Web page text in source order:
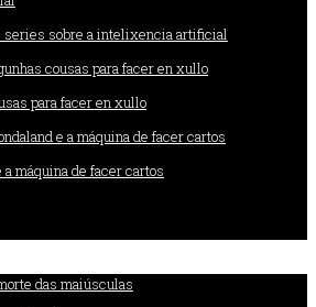
sobre a intelixencia artificial
para facer en xullo
a máquina de facer cartos